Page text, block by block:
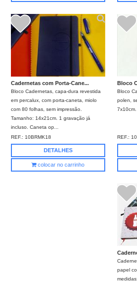
Cadernetas com Porta-Cane...
Bloco Cadernetas, capa-dura revestida
em percalux, com porta-caneta, miolo
com 80 folhas, sem impressão.
Tamanho: 14x21cm. 1 gravação já
incluso. Caneta op...
REF.:10BRMK18
DETALHES
colocar no carrinho
Bloco
Bloco
polen,
REF.:
papel